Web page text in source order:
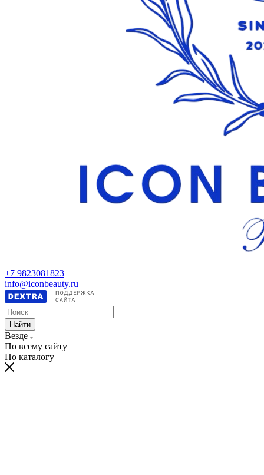
+7 9823081823
info@iconbeauty.ru
Найти
Везде
По всему сайту
По каталогу